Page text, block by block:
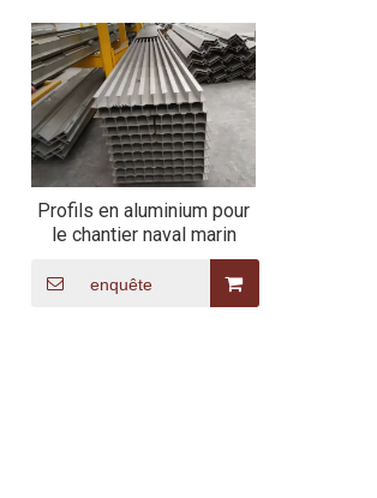
Profils en aluminium pour
le chantier naval marin
enquête